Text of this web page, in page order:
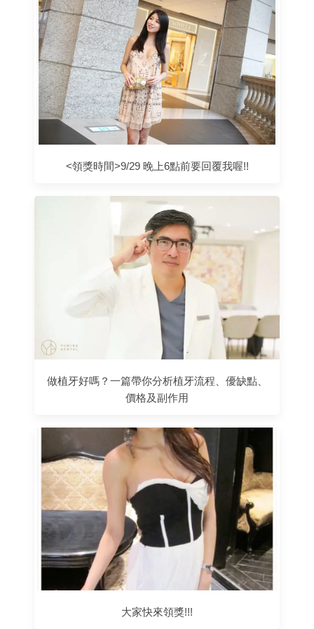
<領獎時間>9/29 晚上6點前要回覆我喔!!
做植牙好嗎？一篇帶你分析植牙流程、優缺點、
價格及副作用
大家快來領獎!!!